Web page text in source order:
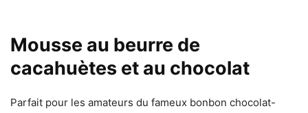
Mousse au beurre de
cacahuètes et au chocolat
Parfait pour les amateurs du fameux bonbon chocolat-